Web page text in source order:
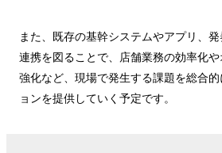
また、既存の基幹システムやアプリ、
連携を図ることで、店舗業務の効率化
強化など、現場で発生する課題を総合
ョンを提供していく予定です。